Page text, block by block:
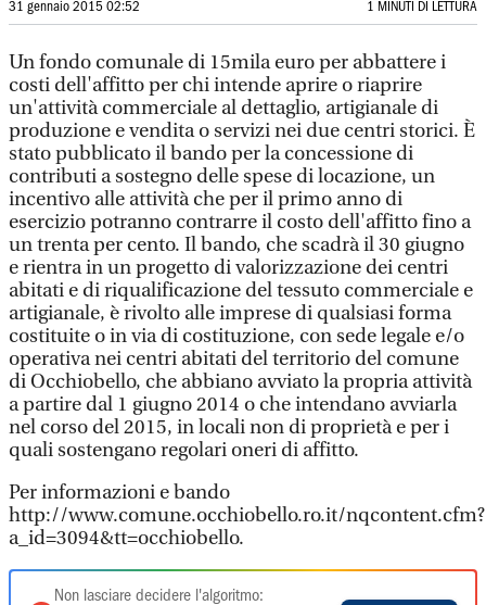
31 gennaio 2015 02:52 1 MINUTI DI LETTURA
Un fondo comunale di 15mila euro per abbattere i
costi dell'affitto per chi intende aprire o riaprire
un'attività commerciale al dettaglio, artigianale di
produzione e vendita o servizi nei due centri storici. È
stato pubblicato il bando per la concessione di
contributi a sostegno delle spese di locazione, un
incentivo alle attività che per il primo anno di
esercizio potranno contrarre il costo dell'affitto fino a
un trenta per cento. Il bando, che scadrà il 30 giugno
e rientra in un progetto di valorizzazione dei centri
abitati e di riqualificazione del tessuto commerciale e
artigianale, è rivolto alle imprese di qualsiasi forma
costituite o in via di costituzione, con sede legale e/o
operativa nei centri abitati del territorio del comune
di Occhiobello, che abbiano avviato la propria attività
a partire dal 1 giugno 2014 o che intendano avviarla
nel corso del 2015, in locali non di proprietà e per i
quali sostengano regolari oneri di affitto.
Per informazioni e bando
http://www.comune.occhiobello.ro.it/nqcontent.cfm?
a_id=3094&tt=occhiobello.
Non lasciare decidere l'algoritmo: